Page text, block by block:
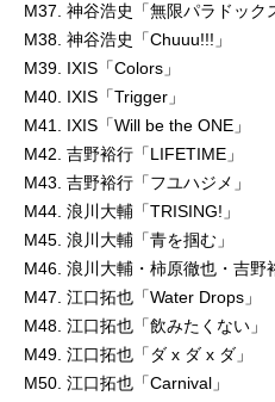
M37. 神谷浩史「無限パラドック
M38. 神谷浩史「Chuuu!!!」
M39. IXIS「Colors」
M40. IXIS「Trigger」
M41. IXIS「Will be the ONE」
M42. 吉野裕行「LIFETIME」
M43. 吉野裕行「フユハジメ」
M44. 浪川大輔「TRISING!」
M45. 浪川大輔「青を掴む」
M46. 浪川大輔・柿原徹也・吉野
M47. 江口拓也「Water Drops」
M48. 江口拓也「飲みたくない」
M49. 江口拓也「ダ x ダ x ダ」
M50. 江口拓也「Carnival」